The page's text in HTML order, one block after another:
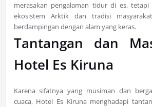
merasakan pengalaman tidur di es,
ekosistem Arktik dan tradisi
berdampingan dengan alam yang keras.
Tantangan dan
Hotel Es Kiruna
Karena sifatnya yang musiman dan
cuaca, Hotel Es Kiruna menghadapi